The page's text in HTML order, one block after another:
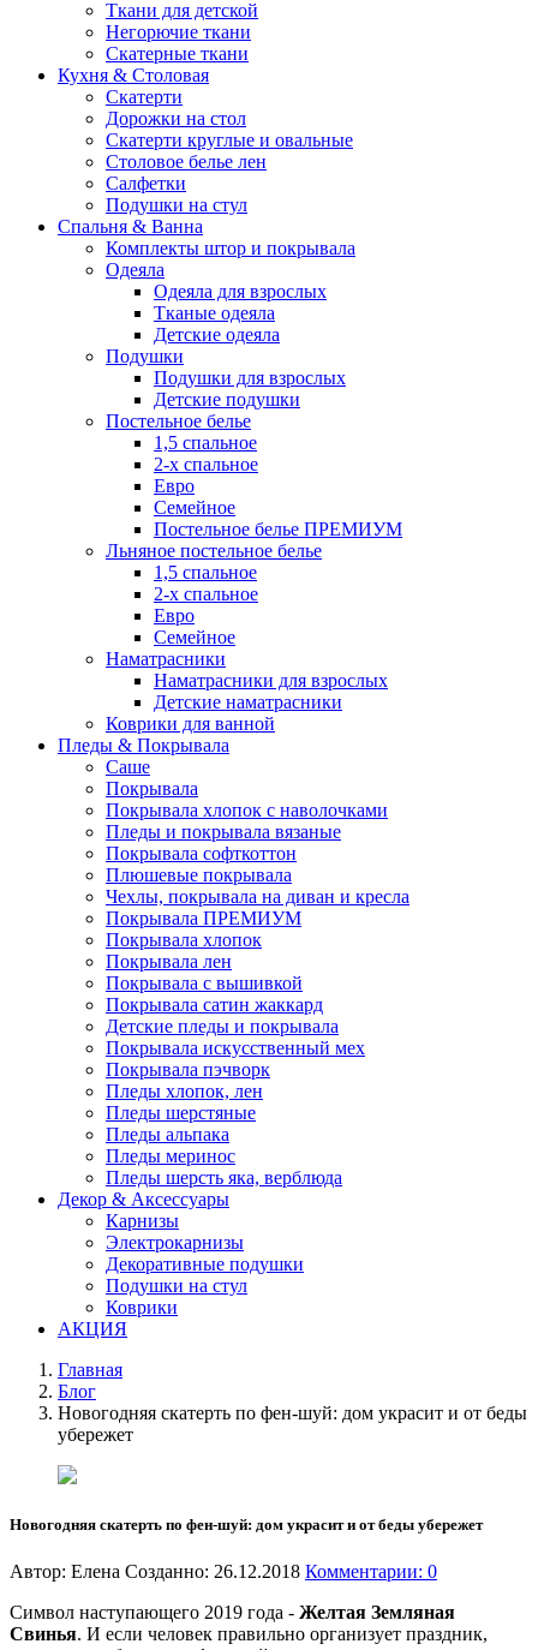
Ткани для детской
Негорючие ткани
Скатерные ткани
Кухня & Столовая
Скатерти
Дорожки на стол
Скатерти круглые и овальные
Столовое белье лен
Салфетки
Подушки на стул
Спальня & Ванна
Комплекты штор и покрывала
Одеяла
Одеяла для взрослых
Тканые одеяла
Детские одеяла
Подушки
Подушки для взрослых
Детские подушки
Постельное белье
1,5 спальное
2-х спальное
Евро
Семейное
Постельное белье ПРЕМИУМ
Льняное постельное белье
1,5 спальное
2-х спальное
Евро
Семейное
Наматрасники
Наматрасники для взрослых
Детские наматрасники
Коврики для ванной
Пледы & Покрывала
Саше
Покрывала
Покрывала хлопок с наволочками
Пледы и покрывала вязаные
Покрывала софткоттон
Плюшевые покрывала
Чехлы, покрывала на диван и кресла
Покрывала ПРЕМИУМ
Покрывала хлопок
Покрывала лен
Покрывала с вышивкой
Покрывала сатин жаккард
Детские пледы и покрывала
Покрывала искусственный мех
Покрывала пэчворк
Пледы хлопок, лен
Пледы шерстяные
Пледы альпака
Пледы меринос
Пледы шерсть яка, верблюда
Декор & Аксессуары
Карнизы
Электрокарнизы
Декоративные подушки
Подушки на стул
Коврики
АКЦИЯ
Главная
Блог
Новогодняя скатерть по фен-шуй: дом украсит и от беды
убережет
Новогодняя скатерть по фен-шуй: дом украсит и от беды убережет
Автор: Елена Созданно: 26.12.2018 Комментарии: 0
Символ наступающего 2019 года - Желтая Земляная
Свинья. И если человек правильно организует праздник,